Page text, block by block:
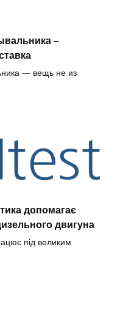
–
— вещь не из
допомагає
двигуна
під великим